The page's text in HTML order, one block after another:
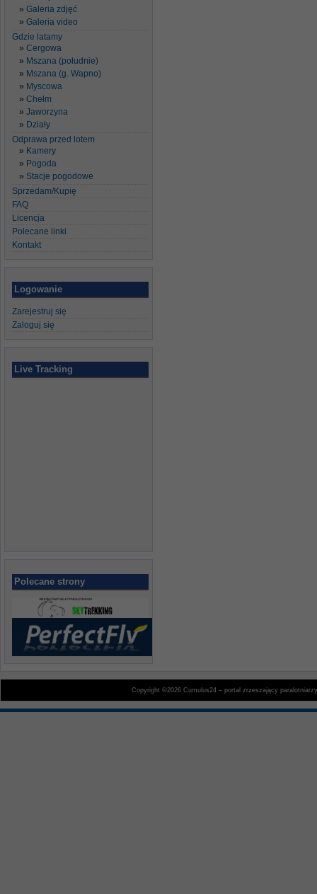
Galeria zdjęć
Galeria video
Gdzie latamy
Cergowa
Mszana (południe)
Mszana (g. Wapno)
Myscowa
Chełm
Jaworzyna
Działy
Odprawa przed lotem
Kamery
Pogoda
Stacje pogodowe
Sprzedam/Kupię
FAQ
Licencja
Polecane linki
Kontakt
Logowanie
Zarejestruj się
Zaloguj się
Live Tracking
Polecane strony
Copyright ©2026 Cumulus24 – portal zrzeszający